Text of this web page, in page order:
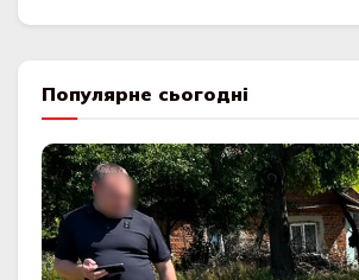
Популярне сьогодні